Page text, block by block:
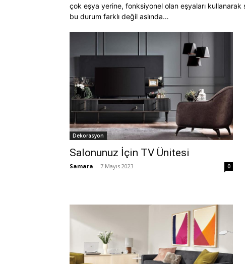
çok eşya yerine, fonksiyonel olan eşyaları
bu durum farklı değil aslında…
Dekorasyon
Salonunuz İçin TV Ünitesi
Samara - 7 Mayıs 2023 0